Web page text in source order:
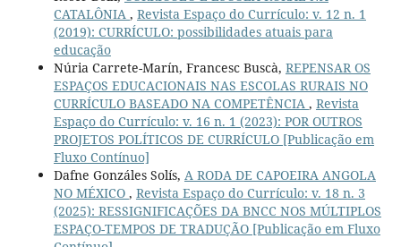
CATALÔNIA , Revista Espaço do Currículo: v. 12 n. 1
(2019): CURRÍCULO: possibilidades atuais para
educação
Núria Carrete-Marín, Francesc Buscà, REPENSAR OS
ESPAÇOS EDUCACIONAIS NAS ESCOLAS RURAIS NO
CURRÍCULO BASEADO NA COMPETÊNCIA , Revista
Espaço do Currículo: v. 16 n. 1 (2023): POR OUTROS
PROJETOS POLÍTICOS DE CURRÍCULO [Publicação em
Fluxo Contínuo]
Dafne Gonzáles Solís, A RODA DE CAPOEIRA ANGOLA
NO MÉXICO , Revista Espaço do Currículo: v. 18 n. 3
(2025): RESSIGNIFICAÇÕES DA BNCC NOS MÚLTIPLOS
ESPAÇO-TEMPOS DE TRADUÇÃO [Publicação em Fluxo